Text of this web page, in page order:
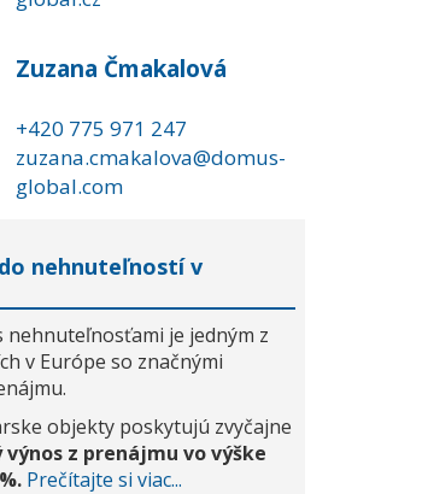
Zuzana Čmakalová
+420 775 971 247
zuzana.cmakalova@domus-
global.com
nehnuteľností v
nehnuteľnosťami je jedným z
v Európe so značnými
objekty poskytujú zvyčajne
výnos z prenájmu vo výške
Prečítajte si viac...